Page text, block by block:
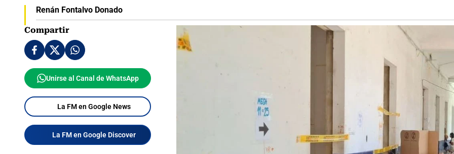
Renán Fontalvo Donado
Compartir
Unirse al Canal de WhatsApp
La FM en Google News
La FM en Google Discover